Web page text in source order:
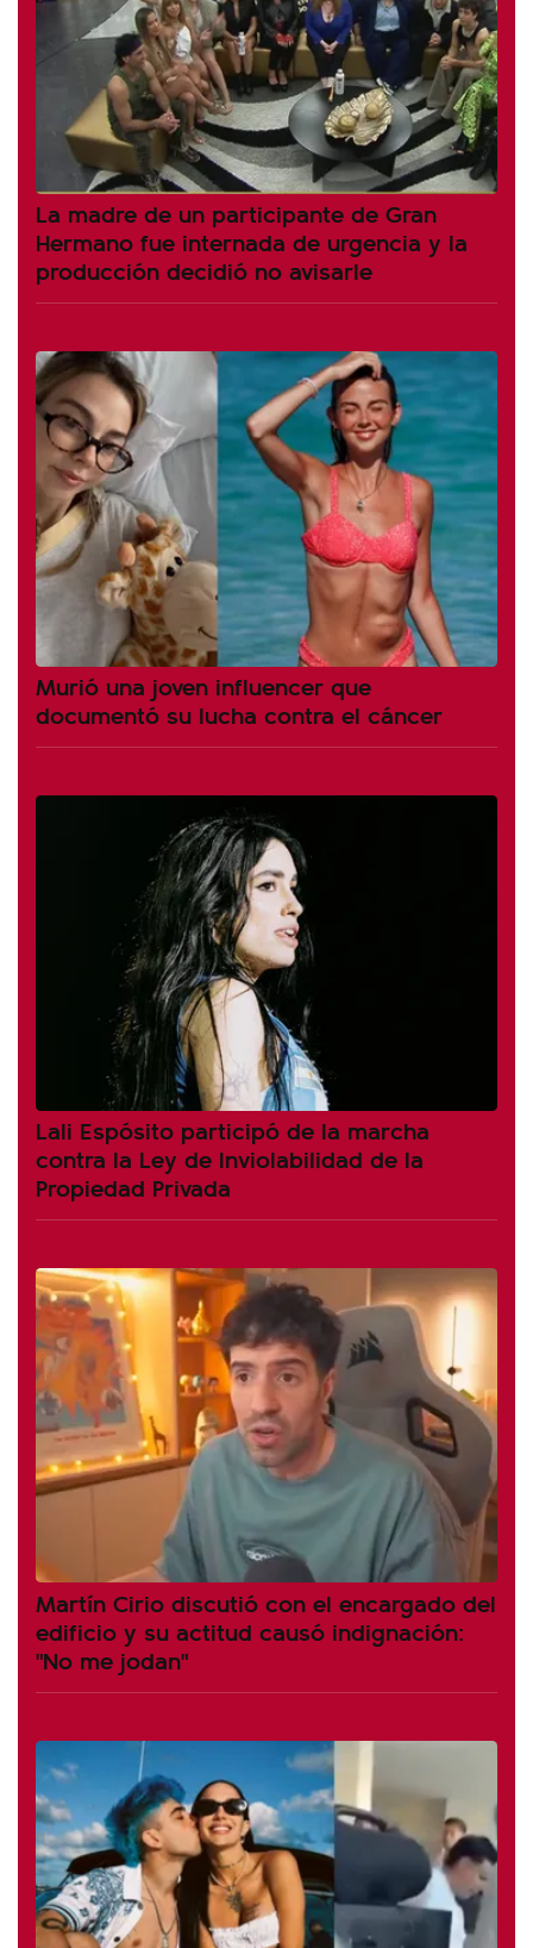
La madre de un participante de Gran
Hermano fue internada de urgencia y la
producción decidió no avisarle
Murió una joven influencer que
documentó su lucha contra el cáncer
Lali Espósito participó de la marcha
contra la Ley de Inviolabilidad de la
Propiedad Privada
Martín Cirio discutió con el encargado del
edificio y su actitud causó indignación:
"No me jodan"